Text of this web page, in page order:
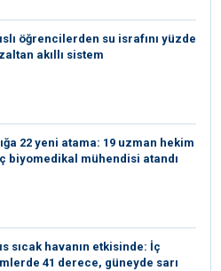
öğrencilerden su israfını yüzde
akıllı sistem
22 yeni atama: 19 uzman hekim
biyomedikal mühendisi atandı
sıcak havanın etkisinde: İç
41 derece, güneyde sarı